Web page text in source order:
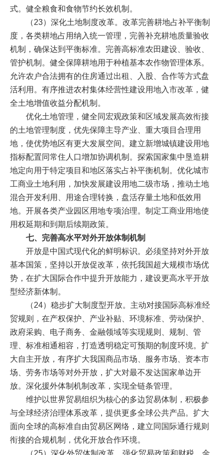
式。健全粮食和食物节约长效机制。
（23）深化土地制度改革。改革完善耕地占补平衡制
度，各类耕地占用纳入统一管理，完善补充耕地质量验收
机制，确保达到平衡标准。完善高标准农田建设、验收、
管护机制。健全保障耕地用于种植基本农作物管理体系。
允许农户合法拥有的住房通过出租、入股、合作等方式盘
活利用。有序推进农村集体经营性建设用地入市改革，健
全土地增值收益分配机制。
优化土地管理，健全同宏观政策和区域发展高效衔接
的土地管理制度，优先保障主导产业、重大项目合理用
地，使优势地区有更大发展空间。建立新增城镇建设用地
指标配置同常住人口增加协调机制。探索国家集中垦造耕
地定向用于特定项目和地区落实占补平衡机制。优化城市
工商业土地利用，加快发展建设用地二级市场，推动土地
混合开发利用、用途合理转换，盘活存量土地和低效用
地。开展各类产业园区用地专项治理。制定工商业用地使
用权延期和到期后续期政策。
七、完善高水平对外开放体制机制
开放是中国式现代化的鲜明标识。必须坚持对外开放
基本国策，坚持以开放促改革，依托我国超大规模市场优
势，在扩大国际合作中提升开放能力，建设更高水平开放
型经济新体制。
（24）稳步扩大制度型开放。主动对接国际高标准经
贸规则，在产权保护、产业补贴、环境标准、劳动保护、
政府采购、电子商务、金融领域等实现规则、规制、管
理、标准相通相容，打造透明稳定可预期的制度环境。扩
大自主开放，有序扩大我国商品市场、服务市场、资本市
场、劳务市场等对外开放，扩大对最不发达国家单边开
放。深化援外体制机制改革，实现全链条管理。
维护以世界贸易组织为核心的多边贸易体制，积极参
与全球经济治理体系改革，提供更多全球公共产品。扩大
面向全球的高标准自由贸易区网络，建立同国际通行规则
衔接的合规机制，优化开放合作环境。
（25）深化外贸体制改革。强化贸易政策和财税、金